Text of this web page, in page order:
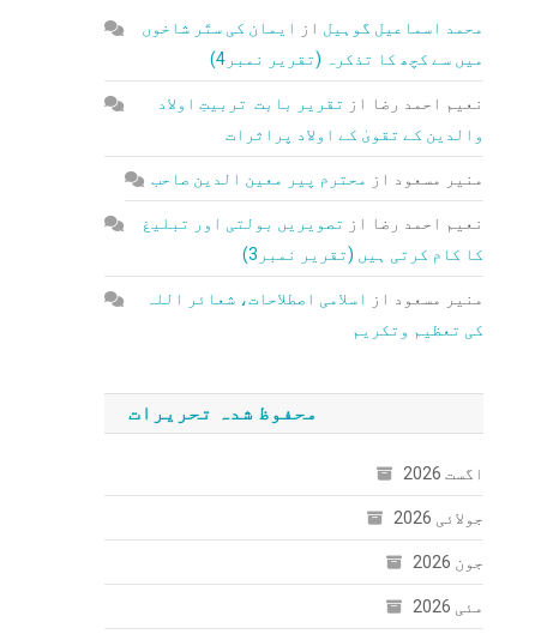
محمد اسماعیل گوہیل از
ایمان کی ستّر شاخوں
میں سے کچھ کا تذکرہ (تقریر نمبر4)
نعیم احمد رضا از تقریر بابت تربیتِ اولاد
والدین کے تقویٰ کے اولاد پراثرات
منیر مسعود از محترم پیر معین الدین صاحب
نعیم احمد رضا از تصویریں بولتی اور تبلیغ
کا کام کرتی ہیں (تقریر نمبر3)
منیر مسعود از
اسلامی اصطلاحات، شعائر اللہ
کی تعظیم وتکریم
محفوظ شدہ تحریرات
اگست 2026
جولائی 2026
جون 2026
مئی 2026